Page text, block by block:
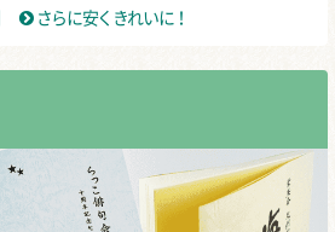
さらに安くきれいに！